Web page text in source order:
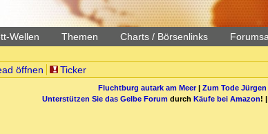
Wellen Themen Charts / Börsenlinks
öffnen Ticker
Fluchtburg autark am Meer| Zum Tode
Unterstützen Sie das Gelbe Forum durch Käufe bei Amazon! |